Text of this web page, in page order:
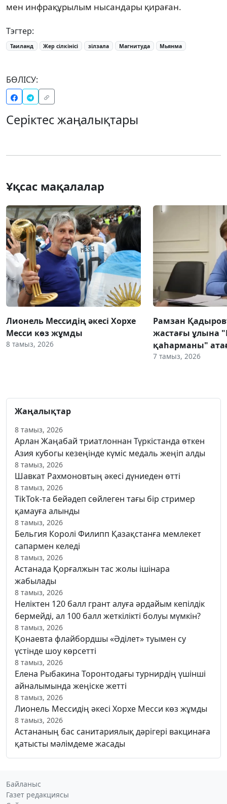
мен инфрақұрылым нысандары қираған.
Тэгтер:
Таиланд Жер сілкінісі зілзала Магнитуда Мьянма
БӨЛІСУ:
Серіктес жаңалықтары
Ұқсас мақалалар
Лионель Мессидің әкесі Хорхе
Месси көз жұмды
8 тамыз, 2026
Рамзан
жастағы ұлына
қаһарманы"
7 тамыз, 2026
Жаңалықтар
8 тамыз, 2026
Арлан Жаңабай триатлоннан Түркістанда өткен
Азия кубогы кезеңінде күміс медаль жеңіп алды
8 тамыз, 2026
Шавкат Рахмоновтың әкесі дүниеден өтті
8 тамыз, 2026
TikTok-та бейәдеп сөйлеген тағы бір стример
қамауға алынды
8 тамыз, 2026
Бельгия Королі Филипп Қазақстанға мемлекет
сапармен келеді
8 тамыз, 2026
Астанада Қорғалжын тас жолы ішінара
жабылады
8 тамыз, 2026
Неліктен 120 балл грант алуға әрдайым кепілдік
бермейді, ал 100 балл жеткілікті болуы мүмкін?
8 тамыз, 2026
Қонаевта флайбордшы «Әділет» туымен су
үстінде шоу көрсетті
8 тамыз, 2026
Елена Рыбакина Торонтодағы турнирдің үшінші
айналымында жеңіске жетті
8 тамыз, 2026
Лионель Мессидің әкесі Хорхе Месси көз жұмды
8 тамыз, 2026
Астананың бас санитариялық дәрігері вакцинаға
қатысты мәлімдеме жасады
Байланыс
Газет редакциясы